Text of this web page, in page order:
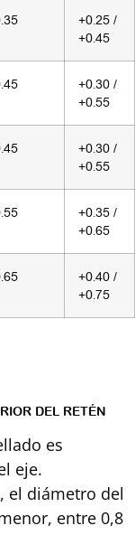
+0.25 /
+0.45
+0.30 /
+0.55
+0.30 /
+0.55
+0.35 /
+0.65
+0.40 /
+0.75
DEL RETÉN
es
eje.
el diámetro del
entre 0,8